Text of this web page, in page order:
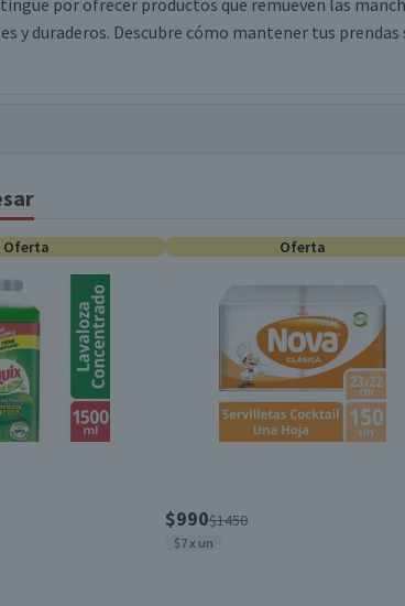
por ofrecer productos que remueven las
y duraderos. Descubre cómo mantener tus
3 L
Doypack
Oferta Oferta
$990$1450
$7 x un